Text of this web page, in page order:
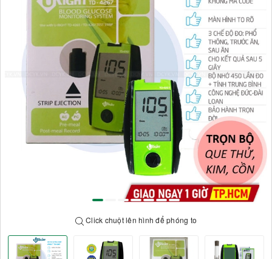
Click chuột lên hình để phóng to